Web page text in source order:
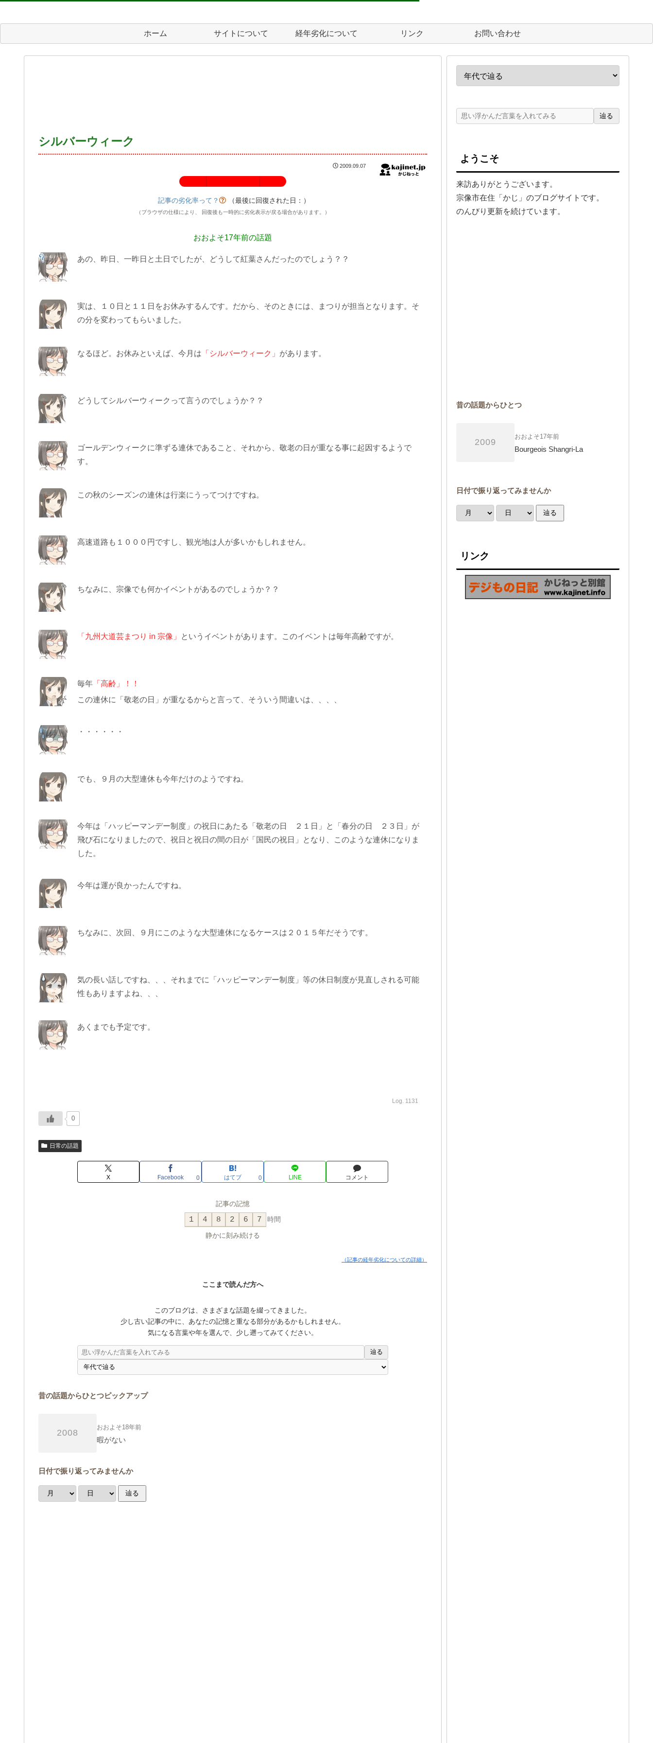
ホーム サイトについて 経年劣化について リンク お問い合わせ
シルバーウィーク
2009.09.07
記事の劣化率って？ （最後に回復された日： ）
（ブラウザの仕様により、 回復後も一時的に劣化表示が戻る場合があります。）
おおよそ17年前の話題
あの、昨日、一昨日と土日でしたが、どうして紅葉さんだったのでしょう？？
実は、１０日と１１日をお休みするんです。だから、そのときには、まつりが担当となります。そ
の分を変わってもらいました。
なるほど。お休みといえば、今月は 「シルバーウィーク」 があります。
どうしてシルバーウィークって言うのでしょうか？？
ゴールデンウィークに準ずる連休であること、それから、敬老の日が重なる事に起因するようで
す。
この秋のシーズンの連休は行楽にうってつけですね。
高速道路も１０００円ですし、観光地は人が多いかもしれません。
ちなみに、宗像でも何かイベントがあるのでしょうか？？
「九州大道芸まつり in 宗像」 というイベントがあります。このイベントは毎年高齢ですが。
毎年 「高齢」！！
この連休に「敬老の日」が重なるからと言って、そういう間違いは、、、、
・・・・・・
でも、９月の大型連休も今年だけのようですね。
今年は「ハッピーマンデー制度」の祝日にあたる「敬老の日 ２１日」と「春分の日 ２３日」が
飛び石になりましたので、祝日と祝日の間の日が「国民の祝日」となり、このような連休になりま
した。
今年は運が良かったんですね。
ちなみに、次回、９月にこのような大型連休になるケースは２０１５年だそうです。
気の長い話しですね、、、それまでに「ハッピーマンデー制度」等の休日制度が見直しされる可能
性もありますよね、、、
あくまでも予定です。
Log. 1131
0
日常の話題
X Facebook 0 はてブ 0 LINE コメント
記事の記憶
1 4 8 2 6 7 時間
静かに刻み続ける
（記事の経年劣化についての詳細）
ここまで読んだ方へ
このブログは、さまざまな話題を綴ってきました。
少し古い記事の中に、あなたの記憶と重なる部分があるかもしれません。
気になる言葉や年を選んで、少し遡ってみてください。
辿る
昔の話題からひとつピックアップ
2008
おおよそ18年前
暇がない
日付で振り返ってみませんか
辿る
辿る
ようこそ
来訪ありがとうございます。
宗像市在住「かじ」のブログサイトです。
のんびり更新を続けています。
昔の話題からひとつ
2009
おおよそ17年前
Bourgeois Shangri-La
日付で振り返ってみませんか
辿る
リンク